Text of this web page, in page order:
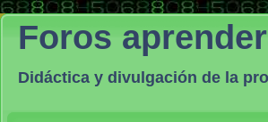
Foros
Didáctica y divulgación de la